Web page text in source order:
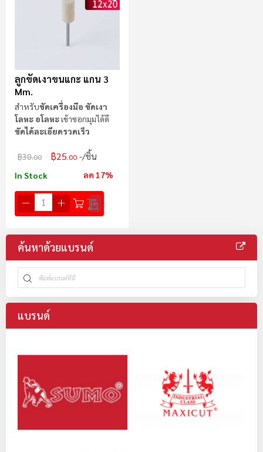
ลูกขัดเงาขนแกะ แกน 3
Mm.
สำหรับขัดเครื่องมือ ขัดเงา
โลหะ อโลหะเข้าซอกมุมได้ดี
ขัดได้ละเอียดรวดเร็ว
฿30.00 ฿25.00 /ชิ้น
In Stock ลด 17%
ค้นหาด้วยแบรนด์
แบรนด์